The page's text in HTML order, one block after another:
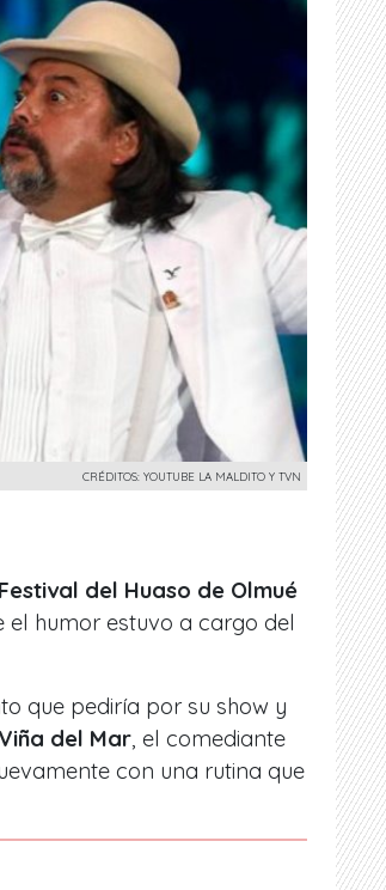
CRÉDITOS: YOUTUBE LA MALDITO Y TVN
Festival del Huaso de Olmué
humor estuvo a cargo del
que pediría por su show y
del Mar , el comediante
con una rutina que